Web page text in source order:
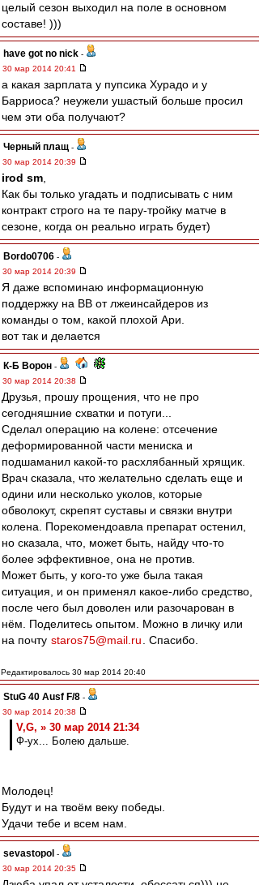
целый сезон выходил на поле в основном
составе! )))
have got no nick -
30 мар 2014 20:41
а какая зарплата у пупсика Хурадо и у
Барриоса? неужели ушастый больше просил
чем эти оба получают?
Черный плащ -
30 мар 2014 20:39
irod sm
Как бы только угадать и подписывать с ним
контракт строго на те пару-тройку матче в
сезоне, когда он реально играть будет)
Bordo0706 -
30 мар 2014 20:39
Я даже вспоминаю информационную
поддержку на ВВ от лжеинсайдеров из
команды о том, какой плохой Ари.
вот так и делается
К-Б Ворон -
30 мар 2014 20:38
Друзья, прошу прощения, что не про
сегодняшние схватки и потуги...
Сделал операцию на колене: отсечение
деформированной части мениска и
подшаманил какой-то расхлябанный хрящик.
Врач сказала, что желательно сделать еще и
одини или несколько уколов, которые
обволокут, скрепят суставы и связки внутри
колена. Порекомендоавла препарат остенил,
но сказала, что, может быть, найду что-то
более эффективное, она не против.
Может быть, у кого-то уже была такая
ситуация, и он применял какое-либо средство,
после чего был доволен или разочарован в
нём. Поделитесь опытом. Можно в личку или
на почту staros75@mail.ru . Спасибо.
Редактировалось 30 мар 2014 20:40
StuG 40 Ausf F/8 -
30 мар 2014 20:38
V,G, » 30 мар 2014 21:34
Ф-ух... Болею дальше.
Молодец!
Будут и на твоём веку победы.
Удачи тебе и всем нам.
sevastopol -
30 мар 2014 20:35